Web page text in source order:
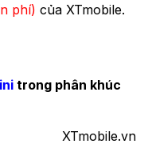
phí) của XTmobile.
trong phân khúc
XTmobile.vn